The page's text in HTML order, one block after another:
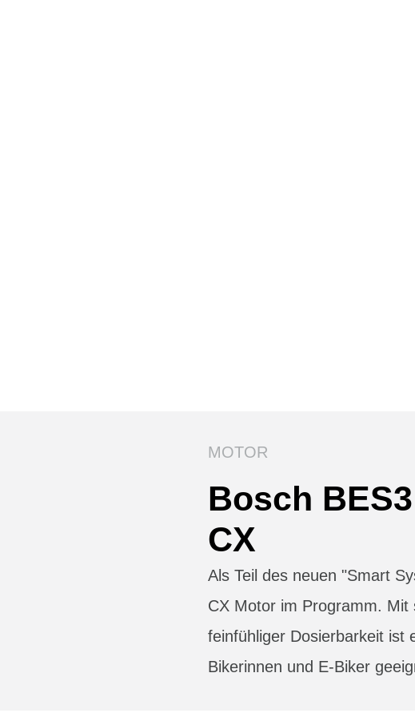
MOTOR
Bosch
CX
Als Teil des neuen "Smart
CX Motor im Programm.
feinfühliger Dosierbarkeit ist
Bikerinnen und E-Biker